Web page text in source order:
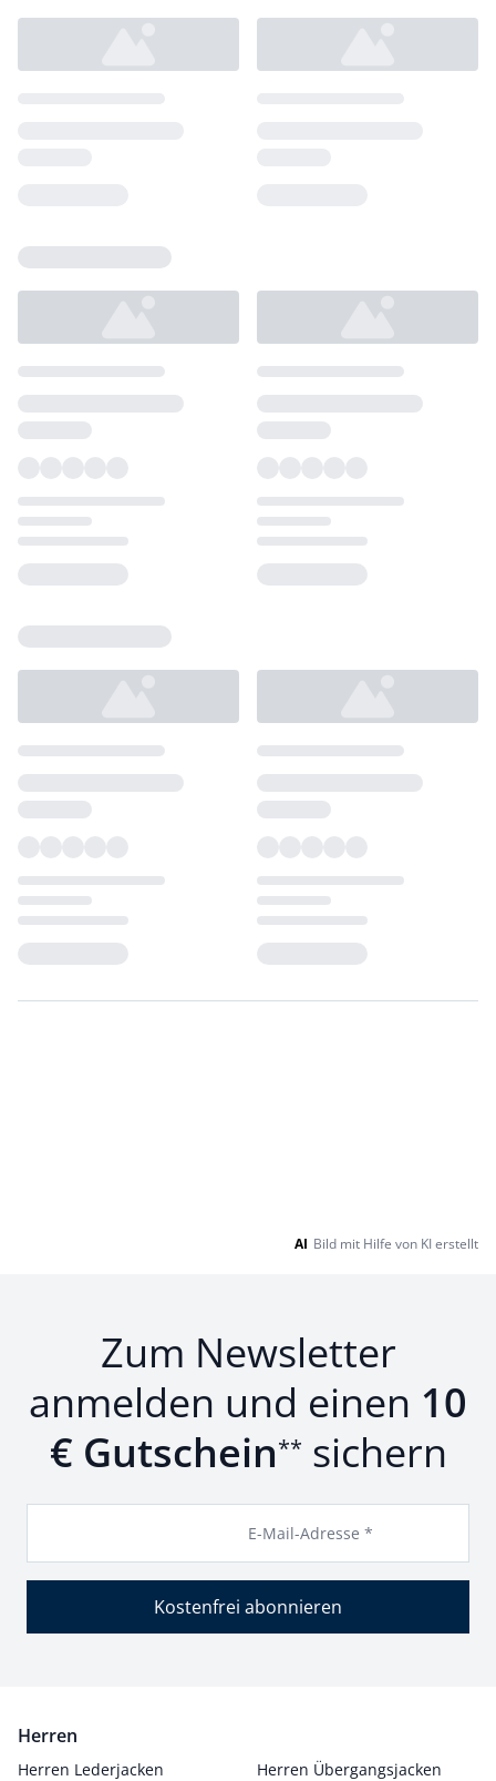
AI Bild mit Hilfe von KI erstellt
Zum Newsletter
anmelden und einen 10
€ Gutschein** sichern
E-Mail-Adresse *
Kostenfrei abonnieren
Herren
Herren Lederjacken
Herren Übergangsjacken